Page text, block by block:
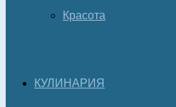
Красота
КУЛИНАРИЯ